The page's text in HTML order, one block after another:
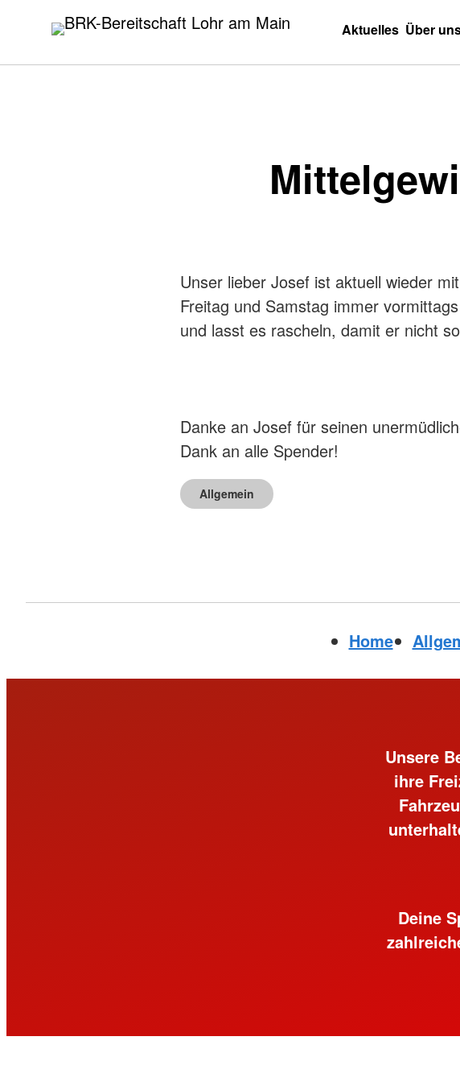
springen
BRK-Bereitschaft Lohr am Main Aktuelles Über
Unser lieber Josef ist aktuell wieder
Freitag und Samstag immer
und lasst es rascheln, damit er nicht
Danke an Josef für seinen
Dank an alle Spender!
Allgemein
Home
Unsere
ihre
Deine